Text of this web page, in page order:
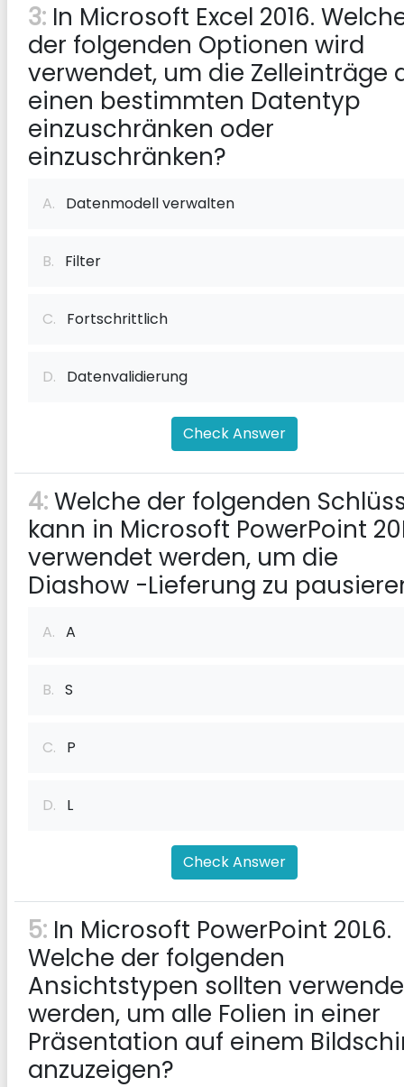
3: In Microsoft Excel 2016.
der folgenden Optionen wird
verwendet, um die Zelleinträge
einen bestimmten Datentyp
einzuschränken oder
einzuschränken?
A. Datenmodell verwalten
B. Filter
C. Fortschrittlich
D. Datenvalidierung
Check Answer
4:Welche der folgenden
kann in Microsoft PowerPoint
verwendet werden, um die
Diashow -Lieferung zu
A. A
B. S
C. P
D. L
Check Answer
5: In Microsoft PowerPoint 20L6.
Welche der folgenden
Ansichtstypen sollten
werden, um alle Folien in einer
Präsentation auf einem
anzuzeigen?